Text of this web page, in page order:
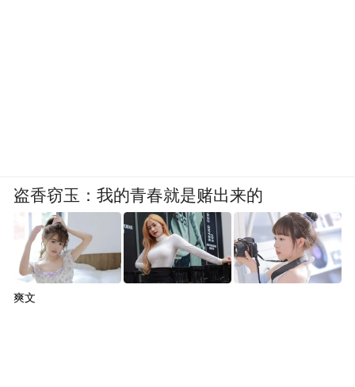
盗香窃玉：我的青春就是赌出来的
爽文